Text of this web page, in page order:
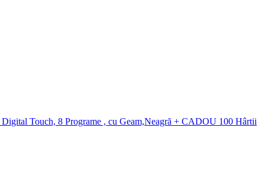
Touch, 8 Programe , cu Geam,Neagră + CADOU 100 Hârtii